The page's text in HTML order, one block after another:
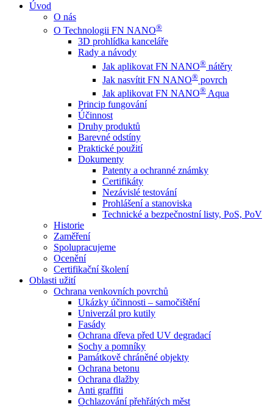
Úvod
O nás
O Technologii FN NANO®
3D prohlídka kanceláře
Rady a návody
Jak aplikovat FN NANO® nátěry
Jak nasvítit FN NANO® povrch
Jak aplikovat FN NANO® Aqua
Princip fungování
Účinnost
Druhy produktů
Barevné odstíny
Praktické použití
Dokumenty
Patenty a ochranné známky
Certifikáty
Nezávislé testování
Prohlášení a stanoviska
Technické a bezpečnostní listy, PoS, PoV
Historie
Zaměření
Spolupracujeme
Ocenění
Certifikační školení
Oblasti užití
Ochrana venkovních povrchů
Ukázky účinnosti – samočištění
Univerzál pro kutily
Fasády
Ochrana dřeva před UV degradací
Sochy a pomníky
Památkově chráněné objekty
Ochrana betonu
Ochrana dlažby
Anti graffiti
Ochlazování přehřátých měst